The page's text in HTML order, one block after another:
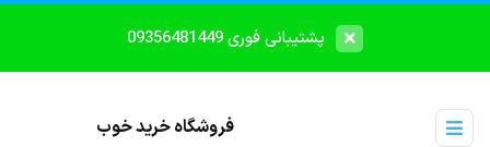
پشتیبانی فوری 09356481449
فروشگاه خرید خوب